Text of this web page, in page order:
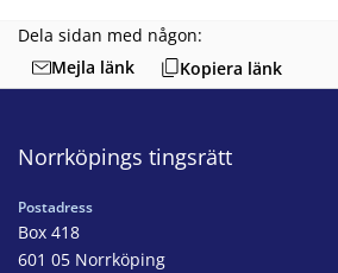
Dela sidan med någon:
Mejla länk
Kopiera länk
Norrköpings tingsrätt
Postadress
Box 418
601 05 Norrköping